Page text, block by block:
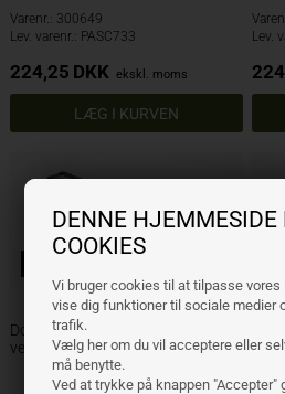
DENNE HJEMMESIDE
COOKIES
Vi bruger cookies til at tilpasse vores
vise dig funktioner til sociale medier
trafik.
Vælg her om du vil acceptere eller
må benytte.
Ved at trykke på knappen "Accepter"
Varenr.: 300649
Lev. varenr.: PASC733
224,25 DKK ekskl. moms
Lev.
Dowdeswell landside bagerste
vendbar h/v